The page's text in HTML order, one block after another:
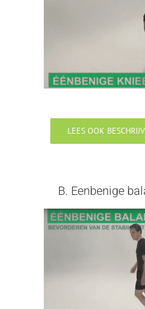
LEES OOK
B. Eenbenige